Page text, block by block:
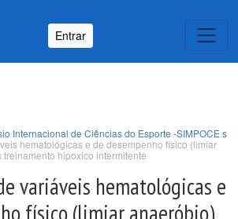
Entrar
Internacional de Ciências do Esporte -SIMPOCE s
hematológicas e de desempenho físico (limiar
hipoxico intermitente
variáveis hematológicas e
físico (limiar anaeróbio),